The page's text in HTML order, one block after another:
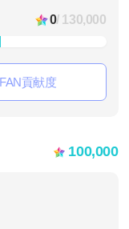
0/ 130,000
FAN貢献度
100,000